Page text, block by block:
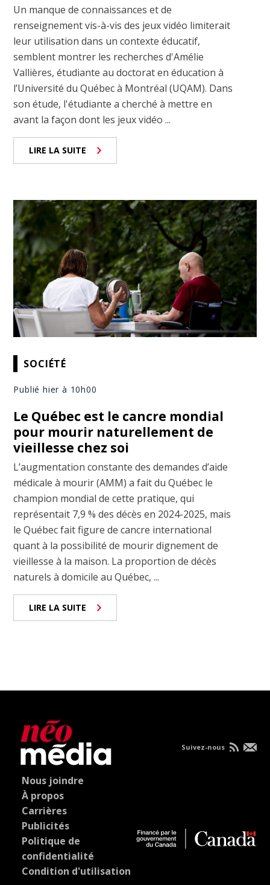
Un manque de connaissances et de
renseignement vis-à-vis des jeux vidéo limiterait
leur utilisation dans un contexte éducatif,
semblent montrer les recherches d'Amélie
Vallières, étudiante au doctorat en éducation à
l’Université du Québec à Montréal (UQAM). Dans
son étude, l'étudiante a cherché à mettre en
avant la façon dont les jeux vidéo ...
LIRE LA SUITE
SOCIÉTÉ
Publié hier à 10h00
Le Québec est le cancre mondial
pour mourir naturellement de
vieillesse chez soi
L’augmentation constante des demandes d’aide
médicale à mourir (AMM) a fait du Québec le
champion mondial de cette pratique, qui
représentait 7,9 % des décès en 2024-2025, mais
le Québec fait figure de cancre international
quant à la possibilité de mourir dignement de
vieillesse à la maison. La proportion de décès
naturels à domicile au Québec, ...
LIRE LA SUITE
Nous joindre
À propos
Carrières
Publicités
Politique de
confidentialité
Condition d'utilisation
Suivez-nous